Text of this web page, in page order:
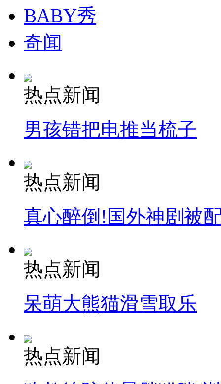
BABY秀
奇闻
热点新闻
男孩错把电推当梳子
热点新闻
真心醉倒!国外神剧被
热点新闻
呆萌大熊猫滑雪取乐
热点新闻